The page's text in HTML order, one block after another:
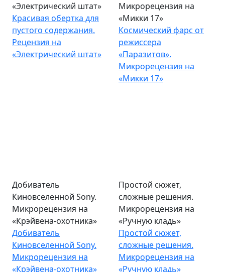
«Электрический штат»
Красивая обертка для
пустого содержания.
Рецензия на
«Электрический штат»
Микрорецензия на
«Микки 17»
Космический фарс от
режиссера
«Паразитов».
Микрорецензия на
«Микки 17»
Добиватель
Киновселенной Sony.
Микрорецензия на
«Крэйвена-охотника»
Добиватель
Киновселенной Sony.
Микрорецензия на
«Крэйвена-охотника»
Простой сюжет,
сложные решения.
Микрорецензия на
«Ручную кладь»
Простой сюжет,
сложные решения.
Микрорецензия на
«Ручную кладь»